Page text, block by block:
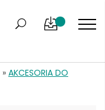
» AKCESORIA DO